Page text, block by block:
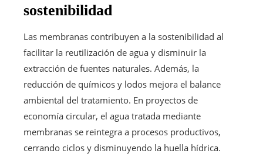
sostenibilidad
Las membranas contribuyen a la sostenibilidad al
facilitar la reutilización de agua y disminuir la
extracción de fuentes naturales. Además, la
reducción de químicos y lodos mejora el balance
ambiental del tratamiento. En proyectos de
economía circular, el agua tratada mediante
membranas se reintegra a procesos productivos,
cerrando ciclos y disminuyendo la huella hídrica.